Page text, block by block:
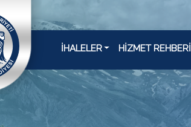
İHALELER HİZMET REHBERİ